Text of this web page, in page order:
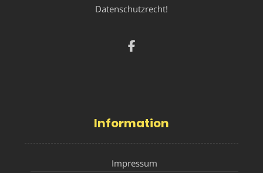
Datenschutzrecht!
Information
Impressum